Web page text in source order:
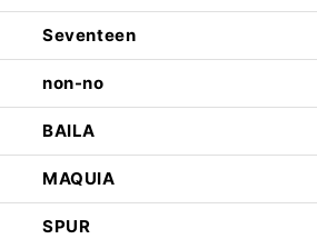
Seventeen
non-no
BAILA
MAQUIA
SPUR